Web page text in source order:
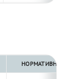
НОРМАТИВНЫЙ